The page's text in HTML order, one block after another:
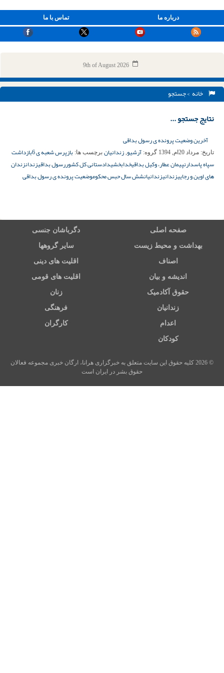
تماس با ما درباره ما
9th of August 2026
خانه > جستجو
نتایج جستجو ...
آخرین وضعیت پرونده ی رسول بداقی
تاریخ: مرداد 20ام, 1394 گروه: آرشیو, زندانیان برچسب ها: بازپرس شعبه ی 6 بازداشت
سپاه پاسدارنپیمان عطار، وکیل بداقیخدابخشیدادستانی کل کشوررسول بداقیزندانزندان
های اوین و رجاییزندانیزندانیانشش سال حبس محکوموضعیت پرونده ی رسول بداقی
صفحه اصلی دگرباشان جنسی
بهداشت و محیط زیست سایر گروهها
اصناف اقلیت های دینی
اندیشه و بیان اقلیت های قومی
حقوق آکادمیک زنان
زندانیان فرهنگی
اعدام کارگران
کودکان
© 2026 کلیه حقوق این سایت متعلق به خبرگزاری هرانا، ارگان خبری مجموعه فعالان
حقوق بشر در ایران است